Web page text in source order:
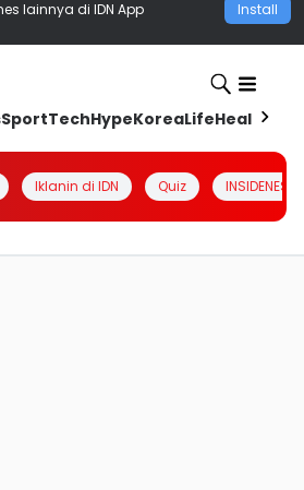
lainnya di IDN App Install
SportTechHypeKoreaLifeHealth
Iklanin di IDN Quiz INSIDENESIA